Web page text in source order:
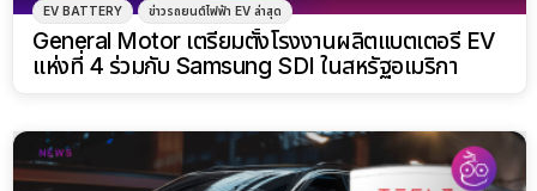
EV BATTERY ข่าวรถยนต์ไฟฟ้า EV ล่าสุด
General Motor เตรียมตั้งโรงงานผลิตแบตเตอรี่ EV
แห่งที่ 4 ร่วมกับ Samsung SDI ในสหรัฐอเมริกา